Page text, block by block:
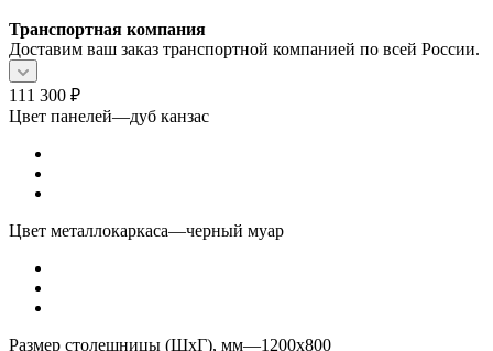
Транспортная компания
Доставим ваш заказ транспортной компанией по всей России.
111 300 ₽
Цвет панелей—дуб канзас
Цвет металлокаркаса—черный муар
Размер столешницы (ШхГ), мм—1200x800